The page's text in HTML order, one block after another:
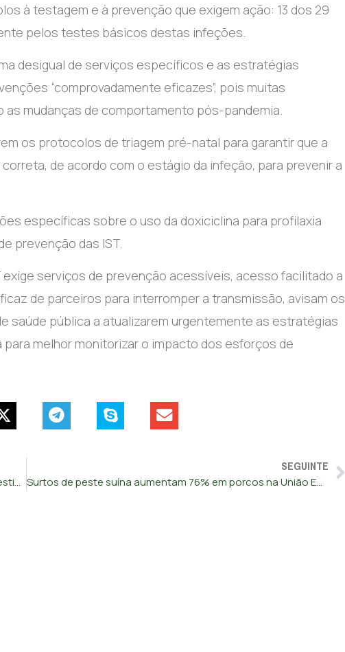
à testagem e à prevenção que exigem ação: 13 dos 29
pelos testes básicos destas infeções.
desigual de serviços específicos e as estratégias
“comprovadamente eficazes”, pois muitas
mudanças de comportamento pós-pandemia.
os protocolos de triagem pré-natal para garantir que a
de acordo com o estágio da infeção, para prevenir a
específicas sobre o uso da doxiciclina para profilaxia
prevenção das IST.
serviços de prevenção acessíveis, acesso facilitado a
de parceiros para interromper a transmissão, avisam os
saúde pública a atualizarem urgentemente as estratégias
melhor monitorizar o impacto dos esforços de
Escândalo abala Paris: dezenas de escolas e creches investigadas por abusos sexuais a crianças
SEGUINTE
Surtos de peste suína aumentam 76% em porcos na União Europeia em 2025